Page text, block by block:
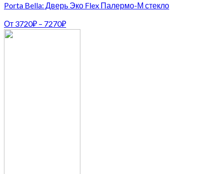
Porta Bella: Дверь Эко Flex Палермо-М стекло
От 3720₽ – 7270₽